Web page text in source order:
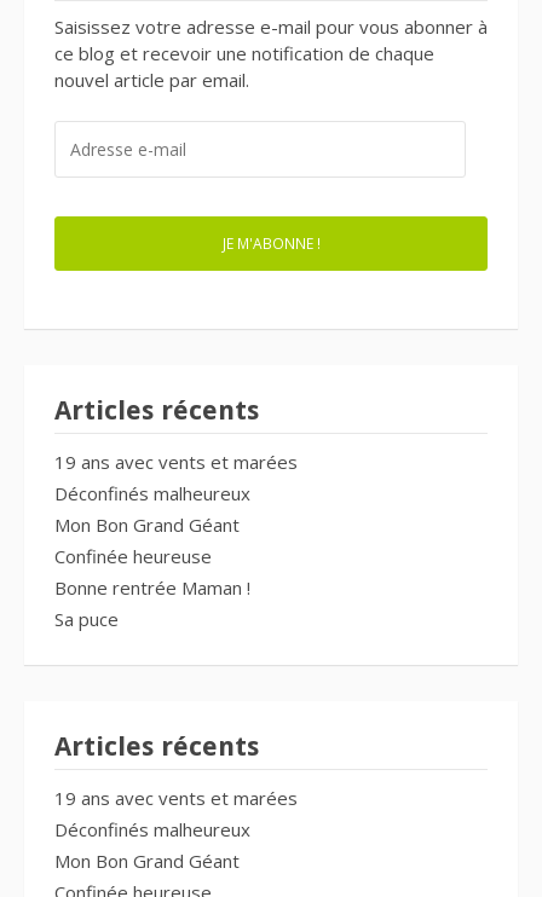
Saisissez votre adresse e-mail pour vous abonner à
ce blog et recevoir une notification de chaque
nouvel article par email.
MAIL
JE M'ABONNE !
Articles récents
19 ans avec vents et marées
Déconfinés malheureux
Mon Bon Grand Géant
Confinée heureuse
Bonne rentrée Maman !
Sa puce
Articles récents
19 ans avec vents et marées
Déconfinés malheureux
Mon Bon Grand Géant
Confinée heureuse